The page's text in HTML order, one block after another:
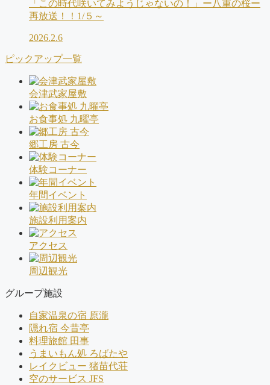
「この時代咲いてみようじゃないの！」ー八重の桜ー
再放送！！1/５～
2026.2.6
ピックアップ一覧
会津武家屋敷
お食事処 九曜亭
郷工房 古今
体験コーナー
年間イベント
施設利用案内
アクセス
周辺観光
グループ施設
自家温泉の宿 原瀧
隠れ宿 今昔亭
料理旅館 田事
うまいもん処 ろばたや
レイクビュー 猪苗代荘
空のサービス JFS